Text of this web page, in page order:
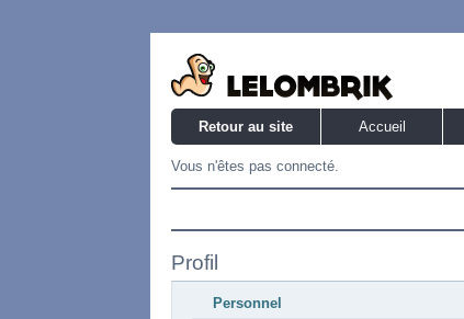
Retour au site Accueil
Vous n'êtes pas connecté.
Profil
Personnel